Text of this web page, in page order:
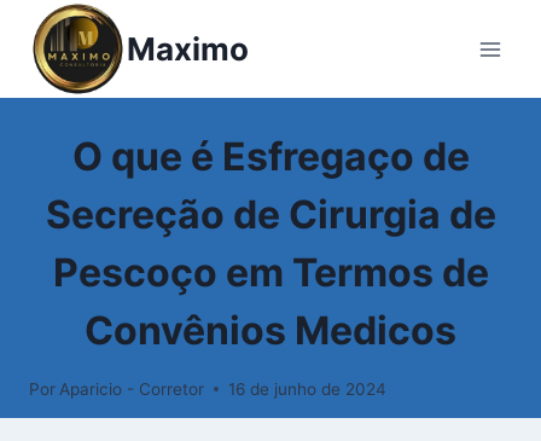
Pular
para
Maximo
O que é Esfregaço de
Secreção de Cirurgia de
Pescoço em Termos de
Convênios Medicos
Por Aparicio - Corretor 16 de junho de 2024